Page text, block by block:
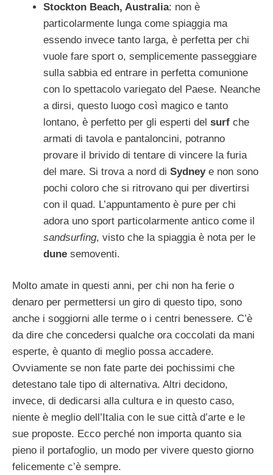
Stockton Beach, Australia: non è
particolarmente lunga come spiaggia ma
essendo invece tanto larga, è perfetta per chi
vuole fare sport o, semplicemente passeggiare
sulla sabbia ed entrare in perfetta comunione
con lo spettacolo variegato del Paese. Neanche
a dirsi, questo luogo così magico e tanto
lontano, è perfetto per gli esperti del surf che
armati di tavola e pantaloncini, potranno
provare il brivido di tentare di vincere la furia
del mare. Si trova a nord di Sydneye non sono
pochi coloro che si ritrovano qui per divertirsi
con il quad. L’appuntamento è pure per chi
adora uno sport particolarmente antico come il
sandsurfing, visto che la spiaggia è nota per le
dune semoventi.
Molto amate in questi anni, per chi non ha ferie o
denaro per permettersi un giro di questo tipo, sono
anche i soggiorni alle terme o i centri benessere. C’è
da dire che concedersi qualche ora coccolati da mani
esperte, è quanto di meglio possa accadere.
Ovviamente se non fate parte dei pochissimi che
detestano tale tipo di alternativa. Altri decidono,
invece, di dedicarsi alla cultura e in questo caso,
niente è meglio dell’Italia con le sue città d’arte e le
sue proposte. Ecco perché non importa quanto sia
pieno il portafoglio, un modo per vivere questo giorno
felicemente c’è sempre.